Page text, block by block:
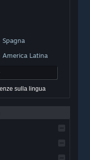
proprietari negli Stati Uniti e
America Latina
sulla lingua